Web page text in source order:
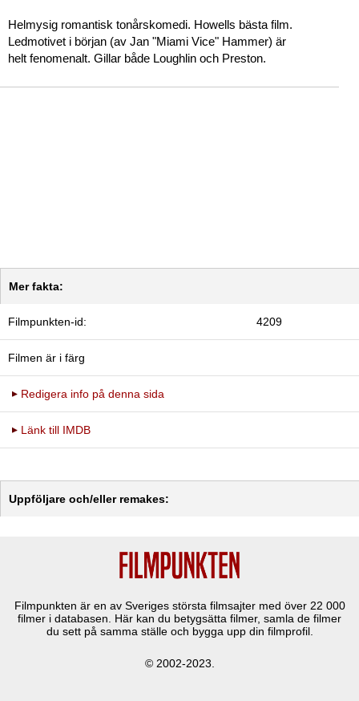
Helmysig romantisk tonårskomedi. Howells bästa film.
Ledmotivet i början (av Jan "Miami Vice" Hammer) är
helt fenomenalt. Gillar både Loughlin och Preston.
Mer fakta:
Filmpunkten-id: 4209
Filmen är i färg
Redigera info på denna sida
Länk till IMDB
Uppföljare och/eller remakes:
Filmpunkten är en av Sveriges största filmsajter med över 22 000
filmer i databasen. Här kan du betygsätta filmer, samla de filmer
du sett på samma ställe och bygga upp din filmprofil.
© 2002-2023.